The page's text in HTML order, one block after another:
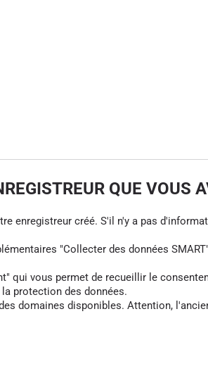
QUE VOUS
enregistreur créé. S'il n'y a pas
"Collecter des données
qui vous permet de recueillir le
protection des données.
domaines disponibles. Attention,